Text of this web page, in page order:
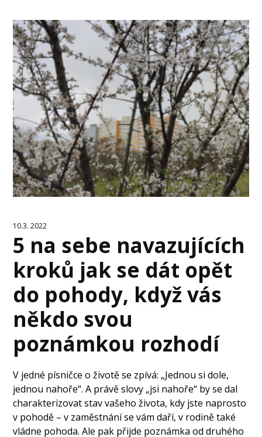
10.3. 2022
5 na sebe navazujících
kroků jak se dát opět
do pohody, když vás
někdo svou
poznámkou rozhodí
V jedné písničce o životě se zpívá: „Jednou si dole,
jednou nahoře“. A právě slovy „jsi nahoře“ by se dal
charakterizovat stav vašeho života, kdy jste naprosto
v pohodě – v zaměstnání se vám daří, v rodině také
vládne pohoda. Ale pak přijde poznámka od druhého